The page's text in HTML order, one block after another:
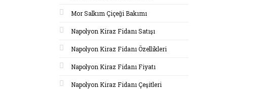
Mor Salkım Çiçeği Bakımı
Napolyon Kiraz Fidanı Satışı
Napolyon Kiraz Fidanı Özellikleri
Napolyon Kiraz Fidanı Fiyatı
Napolyon Kiraz Fidanı Çeşitleri